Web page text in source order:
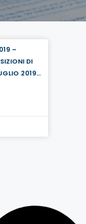
–
DI
2019